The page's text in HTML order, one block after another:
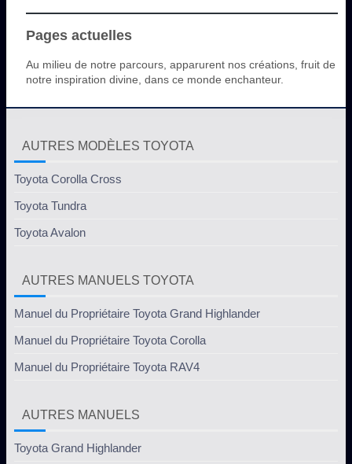
Pages actuelles
Au milieu de notre parcours, apparurent nos créations, fruit de
notre inspiration divine, dans ce monde enchanteur.
AUTRES MODÈLES TOYOTA
Toyota Corolla Cross
Toyota Tundra
Toyota Avalon
AUTRES MANUELS TOYOTA
Manuel du Propriétaire Toyota Grand Highlander
Manuel du Propriétaire Toyota Corolla
Manuel du Propriétaire Toyota RAV4
AUTRES MANUELS
Toyota Grand Highlander